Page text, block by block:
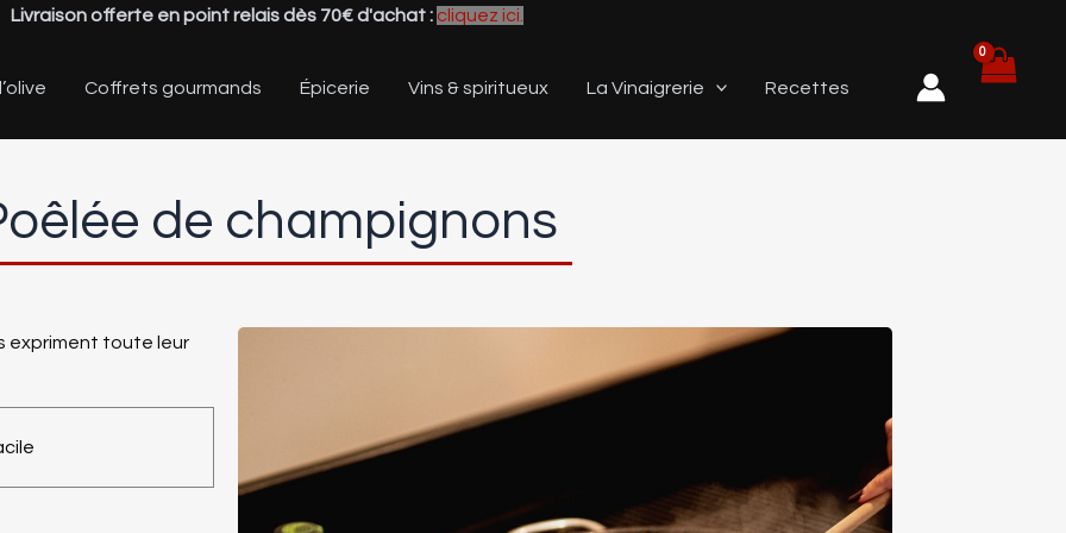
Livraison offerte en point relais dès 70€ d'achat : cliquez ici.
Coffrets gourmands Épicerie Vins & spiritueux La Vinaigrerie Recettes
de champignons
expriment toute leur